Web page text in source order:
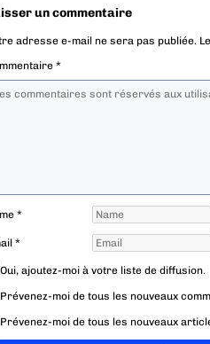
un commentaire
adresse e-mail ne sera pas publiée.
*
*
*
Oui, ajoutez-moi à votre liste de diffusion.
Prévenez-moi de tous les nouveaux
Prévenez-moi de tous les nouveaux